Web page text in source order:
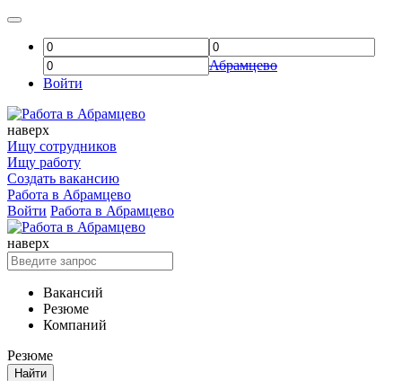
Абрамцево
Войти
наверх
Ищу сотрудников
Ищу работу
Создать вакансию
Работа в Абрамцево
Войти Работа в Абрамцево
наверх
Вакансий
Резюме
Компаний
Резюме
Найти